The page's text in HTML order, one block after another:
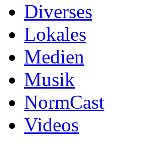
Diverses
Lokales
Medien
Musik
NormCast
Videos